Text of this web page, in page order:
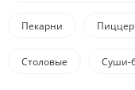
Пекарни
Столовые Суши-